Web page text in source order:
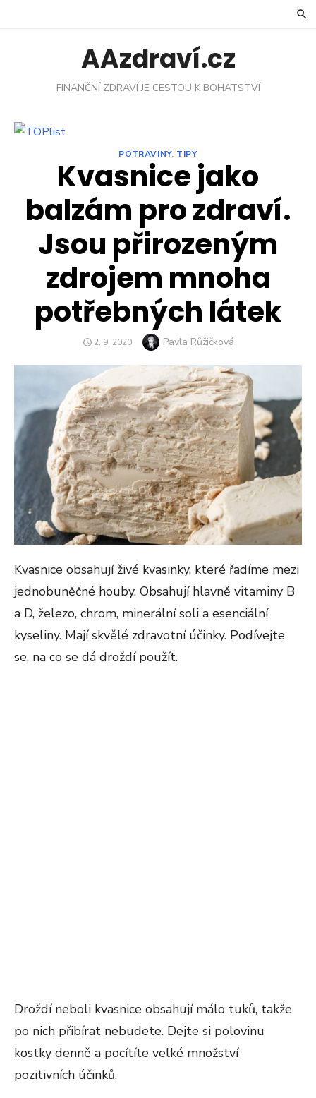
AAzdraví.cz
FINANČNÍ ZDRAVÍ JE CESTOU K BOHATSTVÍ
POTRAVINY, TIPY
Kvasnice jako
balzám pro zdraví.
Jsou přirozeným
zdrojem mnoha
potřebných látek
POSTED
2. 9. 2020 Author
Pavla Růžičková
Kvasnice obsahují živé kvasinky, které řadíme mezi
jednobuněčné houby. Obsahují hlavně vitaminy B
a D, železo, chrom, minerální soli a esenciální
kyseliny. Mají skvělé zdravotní účinky. Podívejte
se, na co se dá droždí použít.
Droždí neboli kvasnice obsahují málo tuků, takže
po nich přibírat nebudete. Dejte si polovinu
kostky denně a pocítíte velké množství
pozitivních účinků.